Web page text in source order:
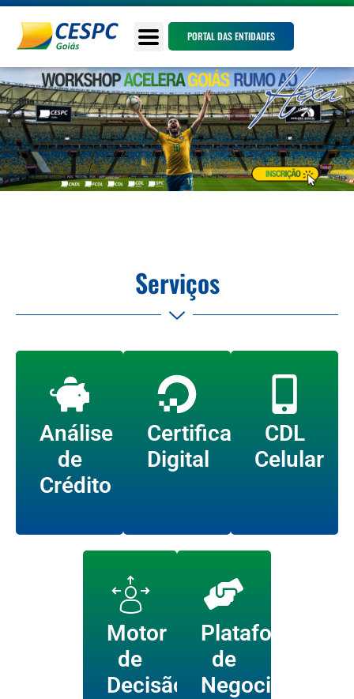
PORTAL DAS ENTIDADES
Serviços
Análise
de
Crédito
Certificado
Digital
CDL
Celular
Motor
de
Decisão
Plataforma
de
Negociação